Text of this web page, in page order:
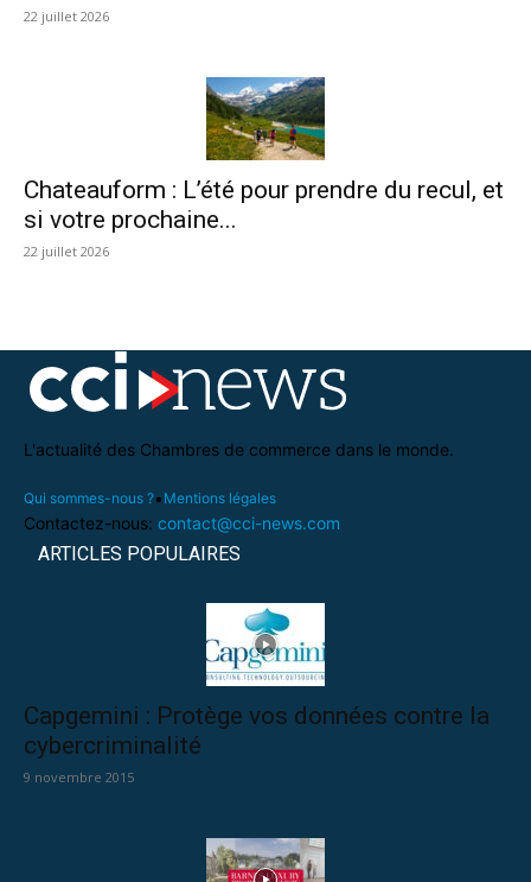
22 juillet 2026
Chateauform : L’été pour prendre du recul, et
si votre prochaine...
22 juillet 2026
L'actualité des Chambres de commerce dans le monde.
Qui sommes-nous ?• Mentions légales
Contactez-nous: contact@cci-news.com
ARTICLES POPULAIRES
Capgemini : Protège vos données contre la
cybercriminalité
9 novembre 2015